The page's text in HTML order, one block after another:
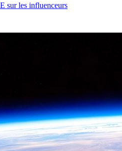
sur les influenceurs